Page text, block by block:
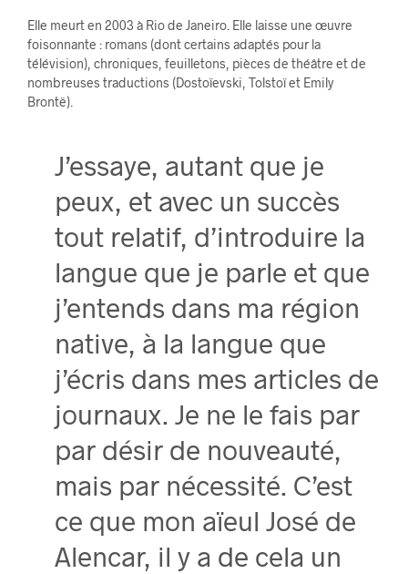
Elle meurt en 2003 à Rio de Janeiro. Elle laisse une œuvre
foisonnante : romans (dont certains adaptés pour la
télévision), chroniques, feuilletons, pièces de théâtre et de
nombreuses traductions (Dostoïevski, Tolstoï et Emily
Brontë).
J’essaye, autant que je
peux, et avec un succès
tout relatif, d’introduire la
langue que je parle et que
j’entends dans ma région
native, à la langue que
j’écris dans mes articles de
journaux. Je ne le fais par
par désir de nouveauté,
mais par nécessité. C’est
ce que mon aïeul José de
Alencar, il y a de cela un